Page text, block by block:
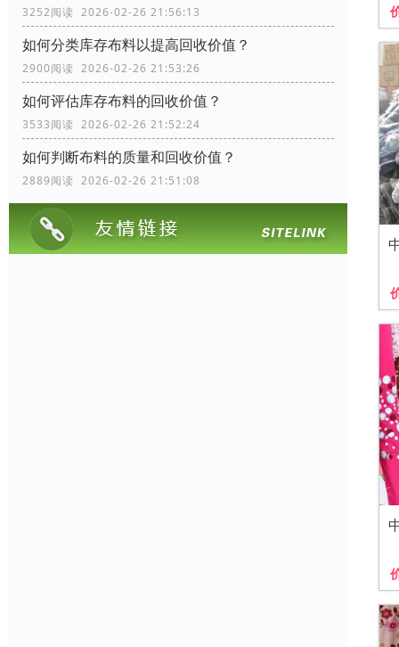
3252阅读 2026-02-26 21:56:13
如何分类库存布料以提高回收价值？
2900阅读 2026-02-26 21:53:26
如何评估库存布料的回收价值？
3533阅读 2026-02-26 21:52:24
如何判断布料的质量和回收价值？
2889阅读 2026-02-26 21:51:08